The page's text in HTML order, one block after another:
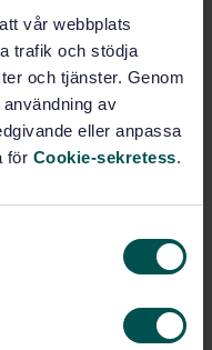
vår webbplats
trafik och stödja
och tjänster. Genom
av
eller anpassa
för Cookie-sekretess.
SIS/TK 402/AG